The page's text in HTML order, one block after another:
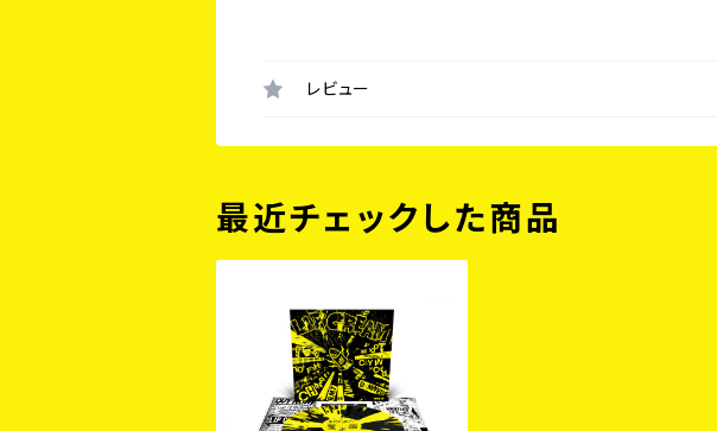
レビュー
最近チェックした商品